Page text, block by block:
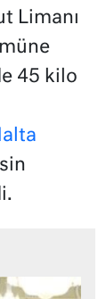
Limanı
45 kilo